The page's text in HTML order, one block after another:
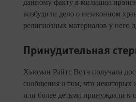
данному факту в милиции
возбудили дело о незаконном
религиозных материалов у него
Принудительная
Хьюман Райтс Вотч получала
сообщения о том, что
или более детьми принуждали к